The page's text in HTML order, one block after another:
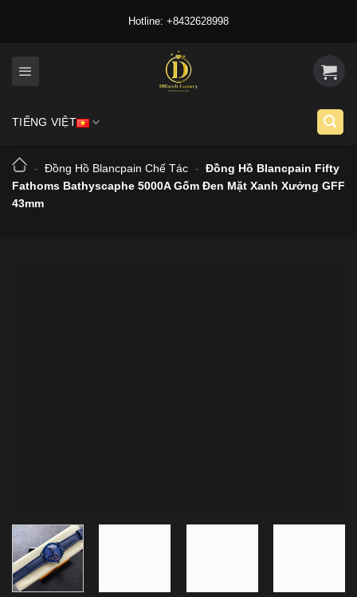
Hotline: +8432628998
TIẾNG VIỆT
- Đồng Hồ Blancpain Chế Tác - Đồng Hồ Blancpain Fifty
Fathoms Bathyscaphe 5000A Gốm Đen Mặt Xanh Xưởng GFF
43mm